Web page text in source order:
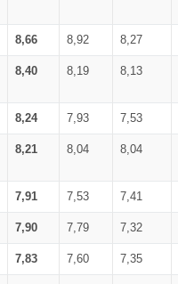
8,66 8,92 8,27
8,40 8,19 8,13
8,24 7,93 7,53
8,21 8,04 8,04
7,91 7,53 7,41
7,90 7,79 7,32
7,83 7,60 7,35